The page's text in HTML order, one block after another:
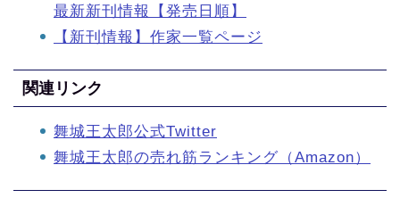
最新新刊情報【発売日順】
【新刊情報】作家一覧ページ
関連リンク
舞城王太郎公式Twitter
舞城王太郎の売れ筋ランキング（Amazon）